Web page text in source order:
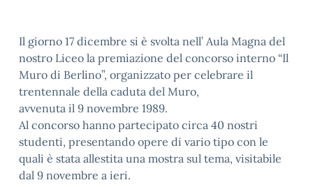
Il giorno 17 dicembre si è svolta nell’ Aula Magna del
nostro Liceo la premiazione del concorso interno “Il
Muro di Berlino”, organizzato per celebrare il
trentennale della caduta del Muro,
avvenuta il 9 novembre 1989.
Al concorso hanno partecipato circa 40 nostri
studenti, presentando opere di vario tipo con le
quali è stata allestita una mostra sul tema, visitabile
dal 9 novembre a ieri.